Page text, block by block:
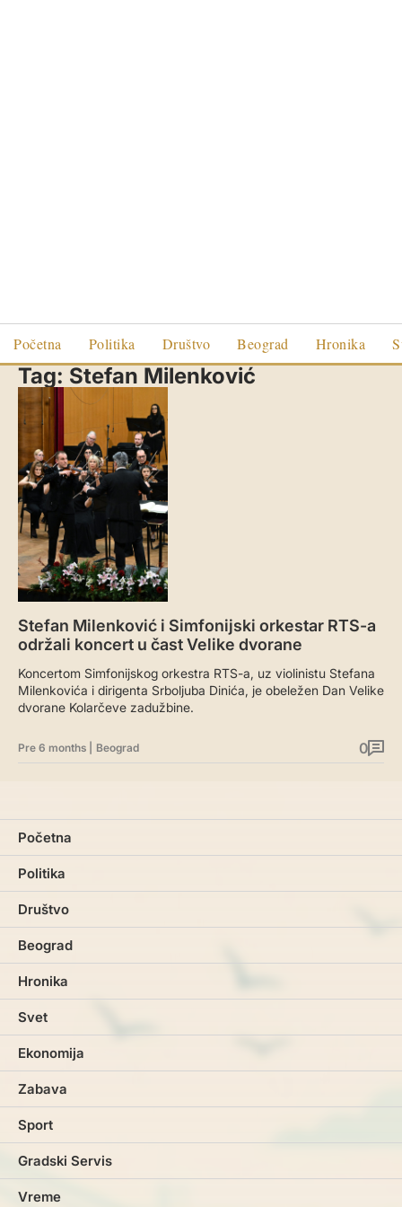
Početna Politika Društvo Beograd Hronika
Tag: Stefan Milenković
Stefan Milenković i Simfonijski orkestar RTS-a
održali koncert u čast Velike dvorane
Koncertom Simfonijskog orkestra RTS-a, uz violinistu Stefana
Milenkovića i dirigenta Srboljuba Dinića, je obeležen Dan Velike
dvorane Kolarčeve zadužbine.
Pre 6 months Beograd 0
Početna
Politika
Društvo
Beograd
Hronika
Svet
Ekonomija
Zabava
Sport
Gradski Servis
Vreme